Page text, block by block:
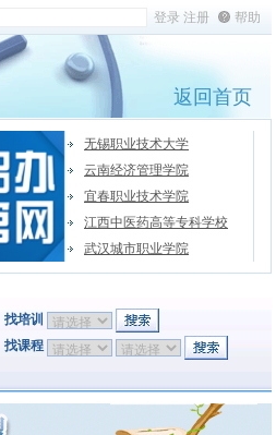
帮助
返回首页
无锡职业技术大学
云南经济管理学院
宜春职业技术学院
江西中医药高等专科学校
武汉城市职业学院
找培训
找课程